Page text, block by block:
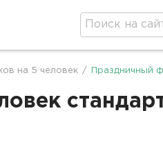
на 5 человек / Праздничный